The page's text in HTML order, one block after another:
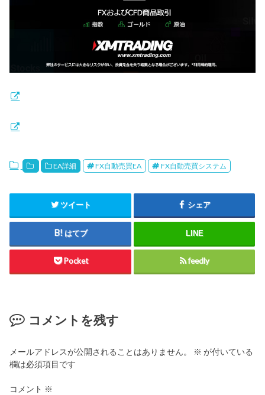
EA詳細 FX自動売買EA FX自動売買システム
ツイート シェア
はてブ LINE
Pocket feedly
コメントを残す
メールアドレスが公開されることはありません。 ※ が付いている
欄は必須項目です
コメント ※